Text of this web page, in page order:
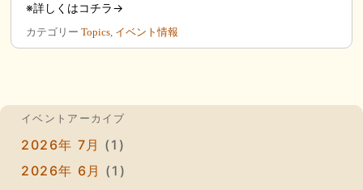
※詳しくはコチラ→
カテゴリーTopics, イベント情報
イベントアーカイブ
2026年 7月 (1)
2026年 6月 (1)